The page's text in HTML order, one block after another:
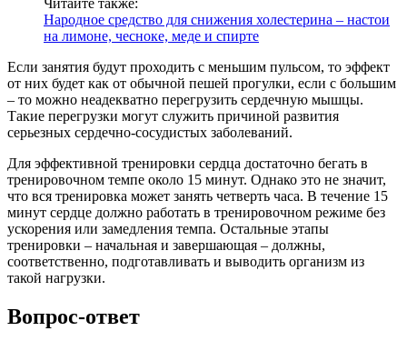
Читайте также:
Народное средство для снижения холестерина – настои
на лимоне, чесноке, меде и спирте
Если занятия будут проходить с меньшим пульсом, то эффект
от них будет как от обычной пешей прогулки, если с большим
– то можно неадекватно перегрузить сердечную мышцы.
Такие перегрузки могут служить причиной развития
серьезных сердечно-сосудистых заболеваний.
Для эффективной тренировки сердца достаточно бегать в
тренировочном темпе около 15 минут. Однако это не значит,
что вся тренировка может занять четверть часа. В течение 15
минут сердце должно работать в тренировочном режиме без
ускорения или замедления темпа. Остальные этапы
тренировки – начальная и завершающая – должны,
соответственно, подготавливать и выводить организм из
такой нагрузки.
Вопрос-ответ